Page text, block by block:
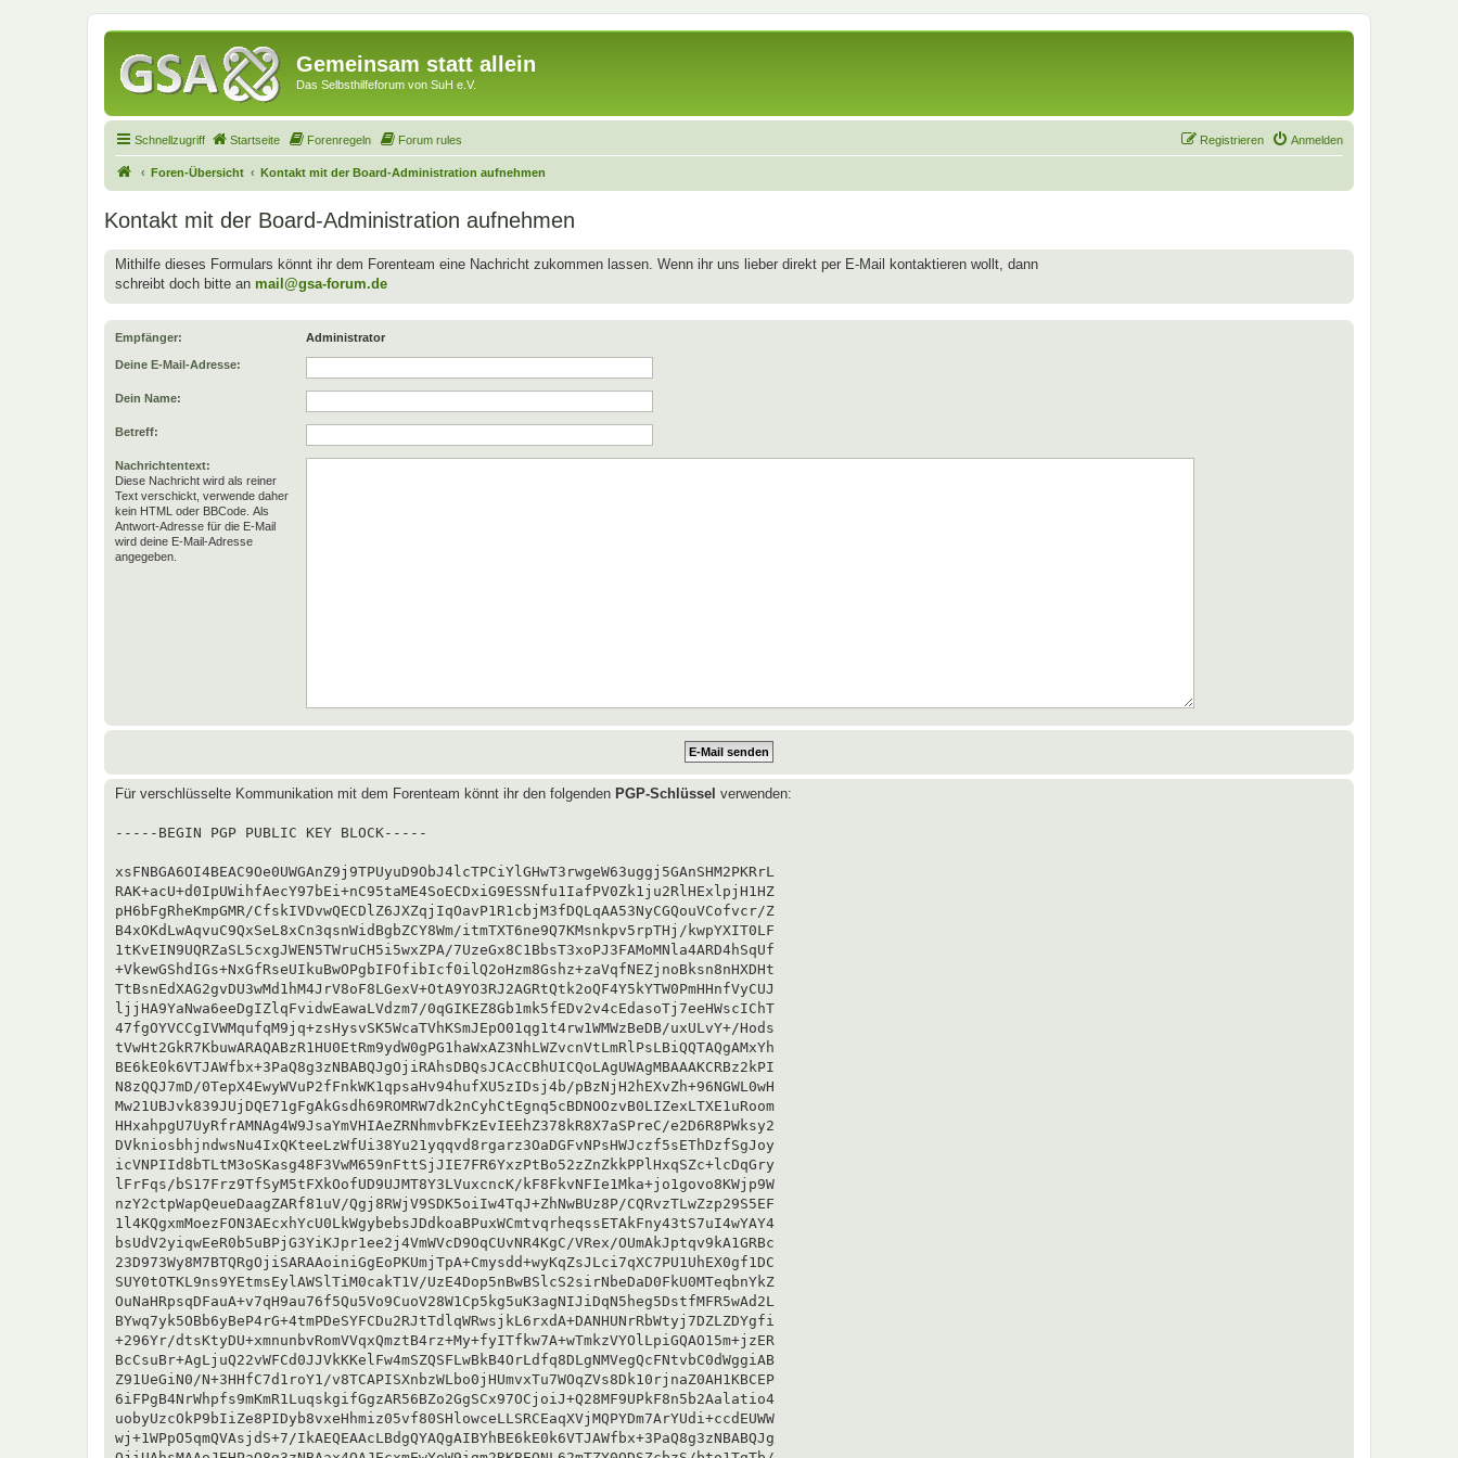
Gemeinsam statt allein
Das Selbsthilfeforum von SuH e.V.
Schnellzugriff Startseite Forenregeln Forum rules Anmelden
Registrieren
Foren-Übersicht Kontakt mit der Board-Administration aufnehmen
Kontakt mit der Board-Administration aufnehmen
Mithilfe dieses Formulars könnt ihr dem Forenteam eine Nachricht zukommen lassen. Wenn ihr uns lieber direkt per E-Mail kontaktieren wollt, dann
schreibt doch bitte an mail@gsa-forum.de
Empfänger: Administrator
Deine E-Mail-Adresse:
Dein Name:
Betreff:
Nachrichtentext:
Diese Nachricht wird als reiner
Text verschickt, verwende daher
kein HTML oder BBCode. Als
Antwort-Adresse für die E-Mail
wird deine E-Mail-Adresse
angegeben.
Für verschlüsselte Kommunikation mit dem Forenteam könnt ihr den folgenden PGP-Schlüssel verwenden:
-----BEGIN PGP PUBLIC KEY BLOCK-----
xsFNBGA6OI4BEAC9Oe0UWGAnZ9j9TPUyuD9ObJ4lcTPCiYlGHwT3rwgeW63uggj5GAnSHM2PKRrL
RAK+acU+d0IpUWihfAecY97bEi+nC95taME4SoECDxiG9ESSNfu1IafPV0Zk1ju2RlHExlpjH1HZ
pH6bFgRheKmpGMR/CfskIVDvwQECDlZ6JXZqjIqOavP1R1cbjM3fDQLqAA53NyCGQouVCofvcr/Z
B4xOKdLwAqvuC9QxSeL8xCn3qsnWidBgbZCY8Wm/itmTXT6ne9Q7KMsnkpv5rpTHj/kwpYXIT0LF
1tKvEIN9UQRZaSL5cxgJWEN5TWruCH5i5wxZPA/7UzeGx8C1BbsT3xoPJ3FAMoMNla4ARD4hSqUf
+VkewGShdIGs+NxGfRseUIkuBwOPgbIFOfibIcf0ilQ2oHzm8Gshz+zaVqfNEZjnoBksn8nHXDHt
TtBsnEdXAG2gvDU3wMd1hM4JrV8oF8LGexV+OtA9YO3RJ2AGRtQtk2oQF4Y5kYTW0PmHHnfVyCUJ
ljjHA9YaNwa6eeDgIZlqFvidwEawaLVdzm7/0qGIKEZ8Gb1mk5fEDv2v4cEdasoTj7eeHWscIChT
47fgOYVCCgIVWMqufqM9jq+zsHysvSK5WcaTVhKSmJEpO01qg1t4rw1WMWzBeDB/uxULvY+/Hods
tVwHt2GkR7KbuwARAQABzR1HU0EtRm9ydW0gPG1haWxAZ3NhLWZvcnVtLmRlPsLBiQQTAQgAMxYh
BE6kE0k6VTJAWfbx+3PaQ8g3zNBABQJgOjiRAhsDBQsJCAcCBhUICQoLAgUWAgMBAAAKCRBz2kPI
N8zQQJ7mD/0TepX4EwyWVuP2fFnkWK1qpsaHv94hufXU5zIDsj4b/pBzNjH2hEXvZh+96NGWL0wH
Mw21UBJvk839JUjDQE71gFgAkGsdh69ROMRW7dk2nCyhCtEgnq5cBDNOOzvB0LIZexLTXE1uRoom
HHxahpgU7UyRfrAMNAg4W9JsaYmVHIAeZRNhmvbFKzEvIEEhZ378kR8X7aSPreC/e2D6R8PWksy2
DVkniosbhjndwsNu4IxQKteeLzWfUi38Yu21yqqvd8rgarz3OaDGFvNPsHWJczf5sEThDzfSgJoy
icVNPIId8bTLtM3oSKasg48F3VwM659nFttSjJIE7FR6YxzPtBo52zZnZkkPPlHxqSZc+lcDqGry
lFrFqs/bS17Frz9TfSyM5tFXkOofUD9UJMT8Y3LVuxcncK/kF8FkvNFIe1Mka+jo1govo8KWjp9W
nzY2ctpWapQeueDaagZARf81uV/Qgj8RWjV9SDK5oiIw4TqJ+ZhNwBUz8P/CQRvzTLwZzp29S5EF
1l4KQgxmMoezFON3AEcxhYcU0LkWgybebsJDdkoaBPuxWCmtvqrheqssETAkFny43tS7uI4wYAY4
bsUdV2yiqwEeR0b5uBPjG3YiKJpr1ee2j4VmWVcD9OqCUvNR4KgC/VRex/OUmAkJptqv9kA1GRBc
23D973Wy8M7BTQRgOjiSARAAoiniGgEoPKUmjTpA+Cmysdd+wyKqZsJLci7qXC7PU1UhEX0gf1DC
SUY0tOTKL9ns9YEtmsEylAWSlTiM0cakT1V/UzE4Dop5nBwBSlcS2sirNbeDaD0FkU0MTeqbnYkZ
OuNaHRpsqDFauA+v7qH9au76f5Qu5Vo9CuoV28W1Cp5kg5uK3agNIJiDqN5heg5DstfMFR5wAd2L
BYwq7yk5OBb6yBeP4rG+4tmPDeSYFCDu2RJtTdlqWRwsjkL6rxdA+DANHUNrRbWtyj7DZLZDYgfi
+296Yr/dtsKtyDU+xmnunbvRomVVqxQmztB4rz+My+fyITfkw7A+wTmkzVYOlLpiGQAO15m+jzER
BcCsuBr+AgLjuQ22vWFCd0JJVkKKelFw4mSZQSFLwBkB4OrLdfq8DLgNMVegQcFNtvbC0dWggiAB
Z91UeGiN0/N+3HHfC7d1roY1/v8TCAPISXnbzWLbo0jHUmvxTu7WOqZVs8Dk10rjnaZ0AH1KBCEP
6iFPgB4NrWhpfs9mKmR1LuqskgifGgzAR56BZo2GgSCx97OCjoiJ+Q28MF9UPkF8n5b2Aalatio4
uobyUzcOkP9bIiZe8PIDyb8vxeHhmiz05vf80SHlowceLLSRCEaqXVjMQPYDm7ArYUdi+ccdEUWW
wj+1WPpO5qmQVAsjdS+7/IkAEQEAAcLBdgQYAQgAIBYhBE6kE0k6VTJAWfbx+3PaQ8g3zNBABQJg